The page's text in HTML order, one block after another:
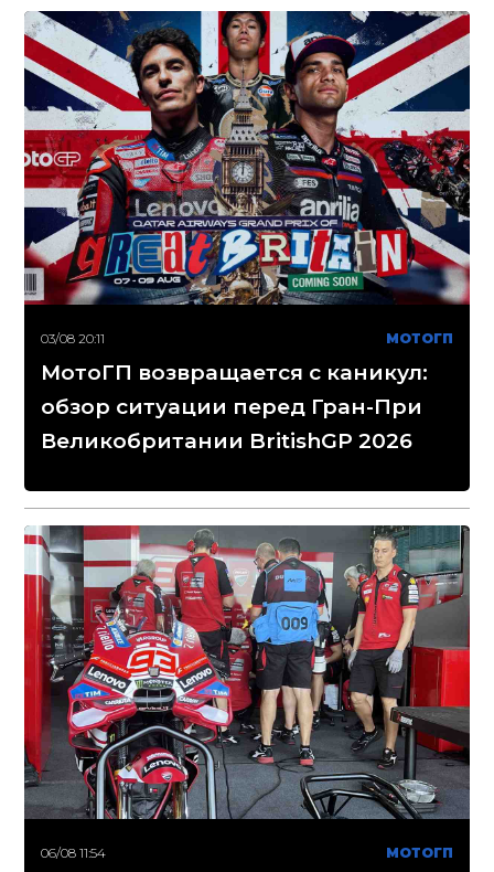
03/08 20:11 МОТОГП
МотоГП возвращается с каникул:
обзор ситуации перед Гран-При
Великобритании BritishGP 2026
06/08 11:54 МОТОГП